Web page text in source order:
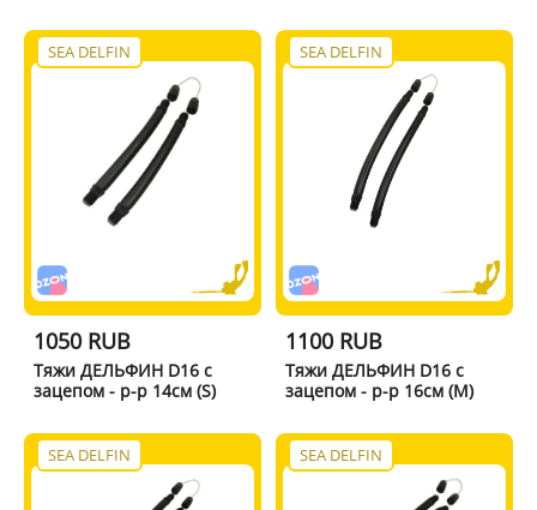
SEA DELFIN
1050 RUB
Тяжи ДЕЛЬФИН D16 с
зацепом - р-р 14см (S)
SEA DELFIN
1100 RUB
Тяжи ДЕЛЬФИН D16 с
зацепом - р-р 16см (M)
SEA DELFIN SEA DELFIN